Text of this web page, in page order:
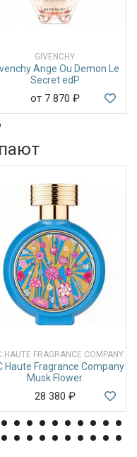
GIVENCHY
Ange Ou Demon Le
Secret edP
от 7 870 ₽
HAUTE FRAGRANCE COMPANY
Haute Fragrance Company
Musk Flower
28 380 ₽